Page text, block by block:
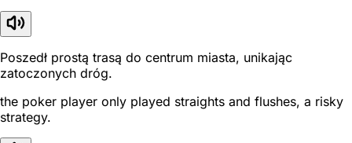
Poszedł prostą trasą do centrum miasta, unikając
zatoczonych dróg.
the poker player only played straights and flushes, a risky
strategy.